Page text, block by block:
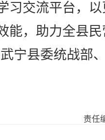
习交流平台，
能，助力全县
宁县委统战部
责任